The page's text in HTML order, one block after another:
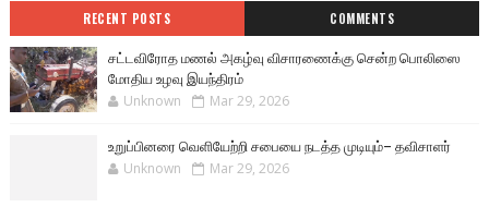
RECENT POSTS COMMENTS
சட்டவிரோத மணல் அகழ்வு விசாரணைக்கு சென்ற பொலிஸை
மோதிய உழவு இயந்திரம்
Unknown Mar 29, 2026
உறுப்பினரை வெளியேற்றி சபையை நடத்த முடியும்– தவிசாளர்
Unknown Mar 29, 2026